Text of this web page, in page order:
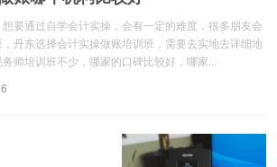
要通过自学会计实操，会有一定的难度，很多朋友会
丹东选择会计实操做账培训班，需要去实地去详细地
师培训班不少，哪家的口碑比较好，哪家...